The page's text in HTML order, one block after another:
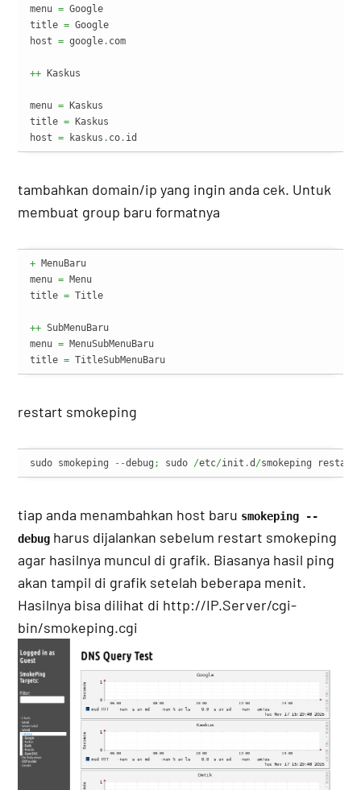
menu = Google
title = Google
host = google. com
++ Kaskus
menu = Kaskus
title = Kaskus
host = kaskus . co. id
tambahkan domain/ip yang ingin anda cek. Untuk
membuat group baru formatnya
+ MenuBaru
menu = Menu
title = Title
++ SubMenuBaru
menu = MenuSubMenuBaru
title = TitleSubMenuBaru
restart smokeping
sudo smokeping --debug ; sudo /etc/init .d /smokeping restart
tiap anda menambahkan host baru smokeping --
debug harus dijalankan sebelum restart smokeping
agar hasilnya muncul di grafik. Biasanya hasil ping
akan tampil di grafik setelah beberapa menit.
Hasilnya bisa dilihat di http://IP.Server/cgi-
bin/smokeping.cgi